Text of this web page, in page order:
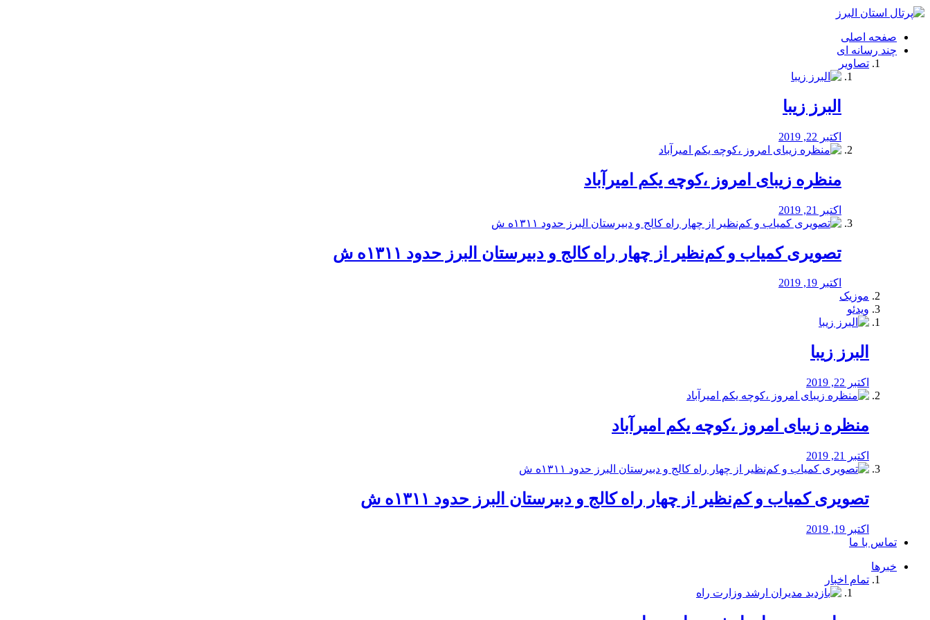
فصد
شرق
تهران
خشکشویی
صفحه اصلی
چند رسانه ای
تصاویر
البرز زیبا
اکتبر 22, 2019
منظره‌‌ زیبای امروز ،کوچه یکم امیرآباد
اکتبر 21, 2019
️تصویری کمیاب و کم‌نظیر از چهار راه كالج و دبيرستان البرز حدود ۱۳۱۱ه ش
اکتبر 19, 2019
موزیک
ویدئو
البرز زیبا
اکتبر 22, 2019
منظره‌‌ زیبای امروز ،کوچه یکم امیرآباد
اکتبر 21, 2019
️تصویری کمیاب و کم‌نظیر از چهار راه كالج و دبيرستان البرز حدود ۱۳۱۱ه ش
اکتبر 19, 2019
تماس با ما
خبرها
تمام اخبار